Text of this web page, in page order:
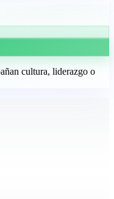
cultura, liderazgo o